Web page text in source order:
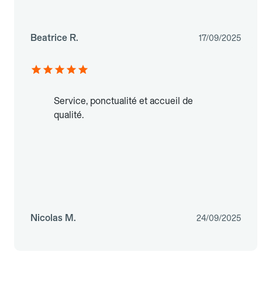
Beatrice R. 17/09/2025
Service, ponctualité et accueil de
qualité.
Nicolas M. 24/09/2025